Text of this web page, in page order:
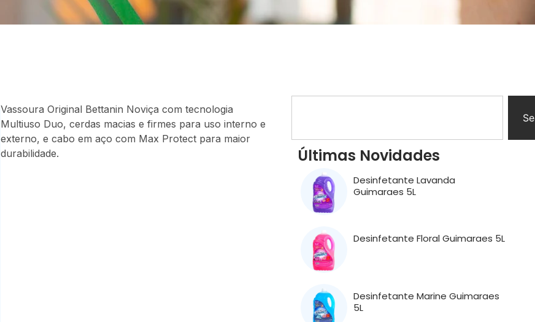
Vassoura Original Bettanin Noviça com tecnologia
Multiuso Duo, cerdas macias e firmes para uso interno e
externo, e cabo em aço com Max Protect para maior
durabilidade.
Últimas Novidades
Desinfetante Lavanda
Guimaraes 5L
Desinfetante Floral Guimaraes 5L
Desinfetante Marine Guimaraes
5L